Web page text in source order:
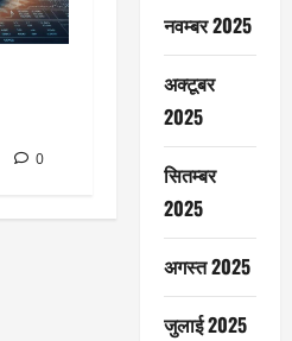
0
नवम्बर 2025
अक्टूबर
2025
सितम्बर
2025
अगस्त 2025
जुलाई 2025